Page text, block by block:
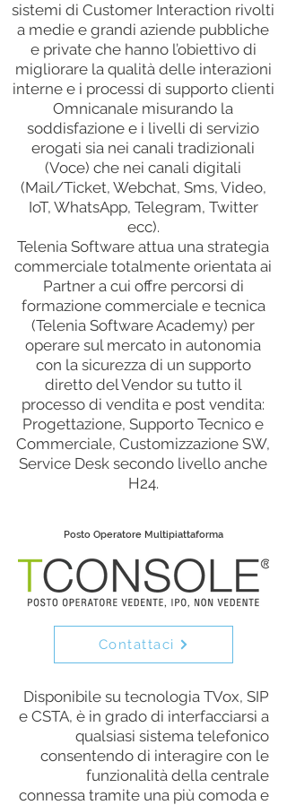
sistemi di Customer Interaction rivolti
a medie e grandi aziende pubbliche
e private che hanno l’obiettivo di
migliorare la qualità delle interazioni
interne e i processi di supporto clienti
Omnicanale misurando la
soddisfazione e i livelli di servizio
erogati sia nei canali tradizionali
(Voce) che nei canali digitali
(Mail/Ticket, Webchat, Sms, Video,
IoT, WhatsApp, Telegram, Twitter
ecc).
Telenia Software attua una strategia
commerciale totalmente orientata ai
Partner a cui offre percorsi di
formazione commerciale e tecnica
(Telenia Software Academy) per
operare sul mercato in autonomia
con la sicurezza di un supporto
diretto del Vendor su tutto il
processo di vendita e post vendita:
Progettazione, Supporto Tecnico e
Commerciale, Customizzazione SW,
Service Desk secondo livello anche
H24.
Posto Operatore Multipiattaforma
Contattaci
Disponibile su tecnologia TVox, SIP
e CSTA, è in grado di interfacciarsi a
qualsiasi sistema telefonico
consentendo di interagire con le
funzionalità della centrale
connessa tramite una più comoda e